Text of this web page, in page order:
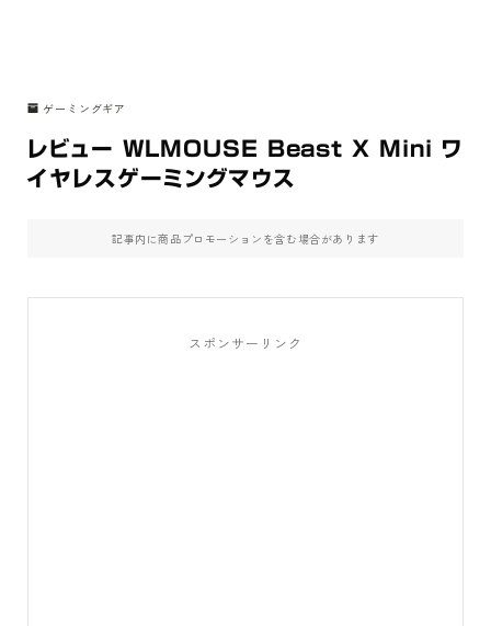
ゲーミングギア
レビュー WLMOUSE Beast X Mini ワ
イヤレスゲーミングマウス
記事内に商品プロモーションを含む場合があります
スポンサーリンク